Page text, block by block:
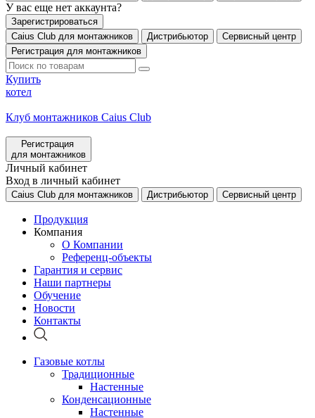
У вас еще нет аккаунта?
Зарегистрироваться
Caius Club для монтажников
Дистрибьютор
Сервисный центр
Регистрация для монтажников
Купить
котел
Клуб монтажников Caius Club
Регистрация
для монтажников
Личный кабинет
Вход в личный кабинет
Caius Club для монтажников Дистрибьютор Сервисный центр
Продукция
Компания
О Компании
Референц-объекты
Гарантия и сервис
Наши партнеры
Обучение
Новости
Контакты
Газовые котлы
Традиционные
Настенные
Конденсационные
Настенные